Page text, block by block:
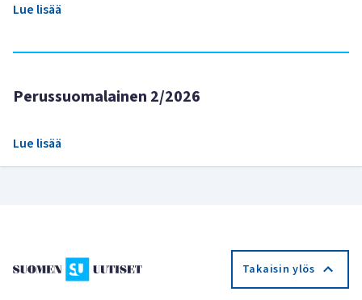
Lue lisää
Perussuomalainen 2/2026
Lue lisää
Takaisin ylös